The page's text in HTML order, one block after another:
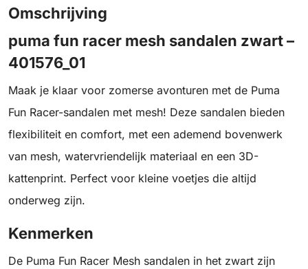
Omschrijving
puma fun racer mesh sandalen zwart –
401576_01
Maak je klaar voor zomerse avonturen met de Puma
Fun Racer-sandalen met mesh! Deze sandalen bieden
flexibiliteit en comfort, met een ademend bovenwerk
van mesh, watervriendelijk materiaal en een 3D-
kattenprint. Perfect voor kleine voetjes die altijd
onderweg zijn.
Kenmerken
De Puma Fun Racer Mesh sandalen in het zwart zijn